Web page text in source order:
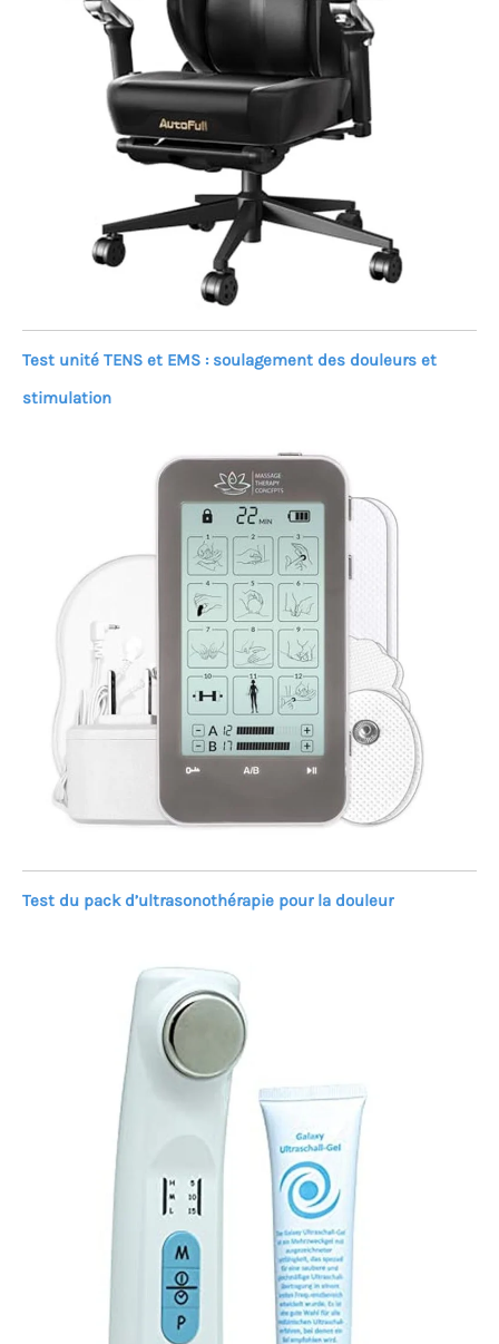
Test unité TENS et EMS : soulagement des douleurs et
stimulation
Test du pack d’ultrasonothérapie pour la douleur